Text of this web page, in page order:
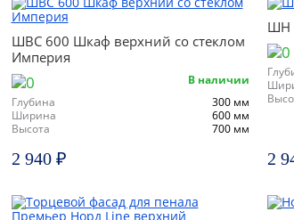
ШВС 600 Шкаф верхний со стеклом
Империя
В наличии
Глубина
300 мм
Ширина
600 мм
Высота
700 мм
2 940 ₽
ШН
2